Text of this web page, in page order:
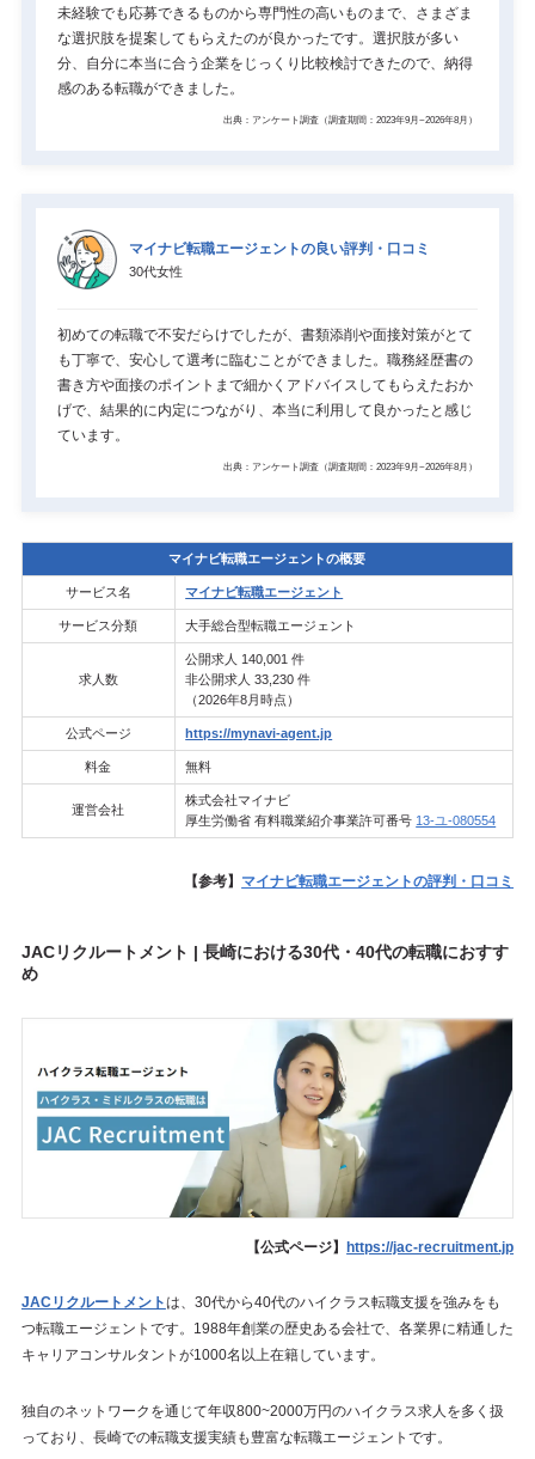
未経験でも応募できるものから専門性の高いものまで、さまざま
な選択肢を提案してもらえたのが良かったです。選択肢が多い
分、自分に本当に合う企業をじっくり比較検討できたので、納得
感のある転職ができました。
出典：アンケート調査（調査期間：2023年9月~2026年8月）
マイナビ転職エージェントの良い評判・口コミ
30代女性
初めての転職で不安だらけでしたが、書類添削や面接対策がとて
も丁寧で、安心して選考に臨むことができました。職務経歴書の
書き方や面接のポイントまで細かくアドバイスしてもらえたおか
げで、結果的に内定につながり、本当に利用して良かったと感じ
ています。
出典：アンケート調査（調査期間：2023年9月~2026年8月）
マイナビ転職エージェントの概要
サービス名 マイナビ転職エージェント
サービス分類 大手総合型転職エージェント
求人数
公開求人 140,001 件
非公開求人 33,230 件
（2026年8月時点）
公式ページ https://mynavi-agent.jp
料金 無料
運営会社
株式会社マイナビ
厚生労働省 有料職業紹介事業許可番号 13-ユ-080554
【参考】 マイナビ転職エージェントの評判・口コミ
JACリクルートメント | 長崎における30代・40代の転職におすす
め
【公式ページ】https://jac-recruitment.jp
JACリクルートメントは、30代から40代のハイクラス転職支援を強みをも
つ転職エージェントです。1988年創業の歴史ある会社で、各業界に精通した
キャリアコンサルタントが1000名以上在籍しています。
独自のネットワークを通じて年収800~2000万円のハイクラス求人を多く扱
っており、長崎での転職支援実績も豊富な転職エージェントです。